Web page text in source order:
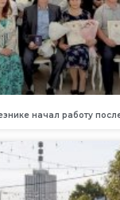
начал работу